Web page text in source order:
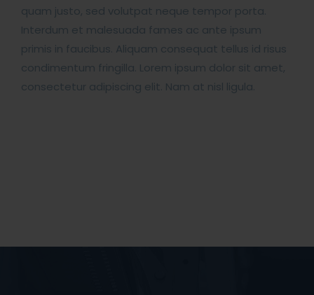
quam justo, sed volutpat neque tempor porta.
Interdum et malesuada fames ac ante ipsum
primis in faucibus. Aliquam consequat tellus id risus
condimentum fringilla. Lorem ipsum dolor sit amet,
consectetur adipiscing elit. Nam at nisl ligula.